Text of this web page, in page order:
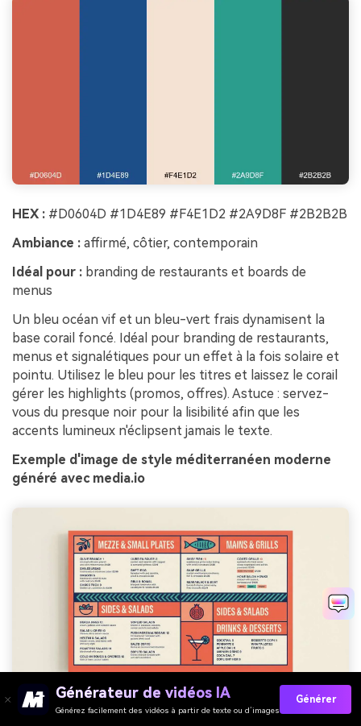
HEX : #D0604D #1D4E89 #F4E1D2 #2A9D8F #2B2B2B
Ambiance : affirmé, côtier, contemporain
Idéal pour : branding de restaurants et boards de
menus
Un bleu océan vif et un bleu-vert frais dynamisent la
base corail foncé. Idéal pour branding de restaurants,
menus et signalétiques pour un effet à la fois solaire et
pointu. Utilisez le bleu pour les titres et laissez le corail
gérer les highlights (promos, offres). Astuce : servez-
vous du presque noir pour la lisibilité afin que les
accents lumineux n'éclipsent jamais le texte.
Exemple d'image de style méditerranéen moderne
généré avec media.io
Prompt : conception graphique d'un menu de restaurant sur un
Générateur de vidéos IA
Générez facilement des vidéos à partir de texte ou d’images
Générer